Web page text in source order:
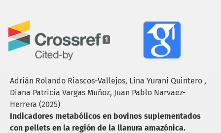
1
Adrián Rolando Riascos-Vallejos, Lina Yurani Quintero ,
Diana Patricia Vargas Muñoz, Juan Pablo Narvaez-
Herrera (2025)
Indicadores metabólicos en bovinos suplementados
con pellets en la región de la llanura amazónica.